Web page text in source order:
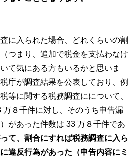
に入られた場合、どれくらいの割
つまり、追加で税金を支払わなけ
て気にある方もいるかと思いま
庁が調査結果を公表しており、例
等に関する税務調査にについて、
８千件に対し、そのうち申告漏
があった件数は 33 万８千件であ
て、割合にすれば税務調査に入ら
違反行為があった（申告内容にミ